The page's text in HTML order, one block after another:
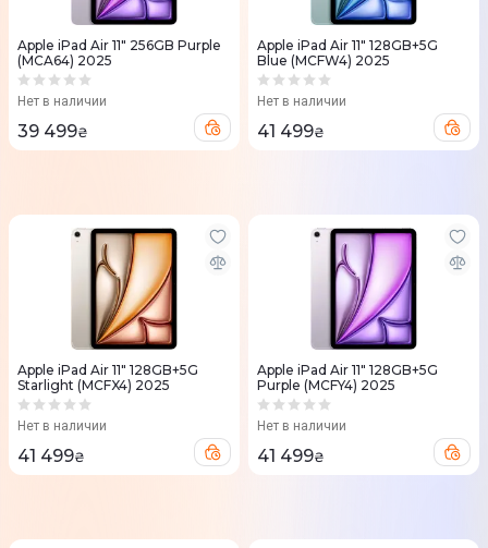
Apple iPad Air 11" 256GB Purple
(MCA64) 2025
Нет в наличии
39 499₴
Apple iPad Air 11" 128GB+5G
Blue (MCFW4) 2025
Нет в наличии
41 499₴
Apple iPad Air 11" 128GB+5G
Starlight (MCFX4) 2025
Нет в наличии
41 499₴
Apple iPad Air 11" 128GB+5G
Purple (MCFY4) 2025
Нет в наличии
41 499₴